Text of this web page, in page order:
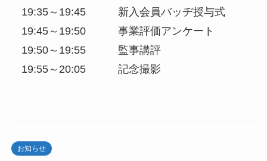
19:35～19:45 新入会員バッヂ授与式
19:45～19:50 事業評価アンケート
19:50～19:55 監事講評
19:55～20:05 記念撮影
お知らせ